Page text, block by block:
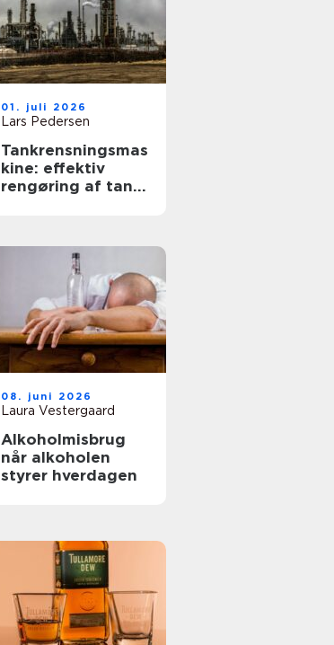
01. juli 2026
Lars Pedersen
Tankrensningsmas
kine: effektiv
rengøring af tanke
08. juni 2026
Laura Vestergaard
Alkoholmisbrug
når alkoholen
styrer hverdagen